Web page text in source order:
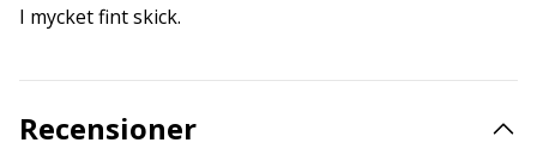
I mycket fint skick.
Recensioner